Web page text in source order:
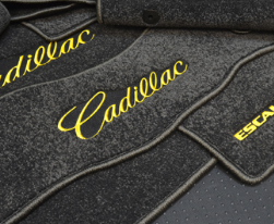
согласие на
Положении по
+7 (351) 277 91